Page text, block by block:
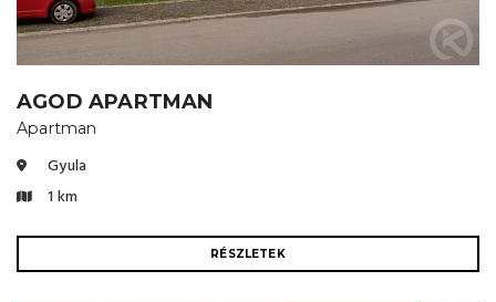
AGOD APARTMAN
Apartman
Gyula
1 km
RÉSZLETEK